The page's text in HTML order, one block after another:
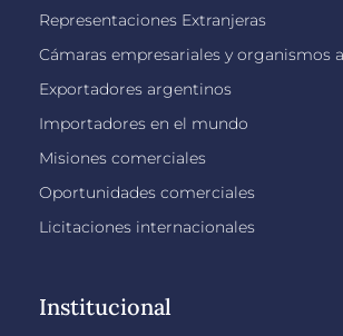
Representaciones Extranjeras
Cámaras empresariales y organismos
Exportadores argentinos
Importadores en el mundo
Misiones comerciales
Oportunidades comerciales
Licitaciones internacionales
Institucional